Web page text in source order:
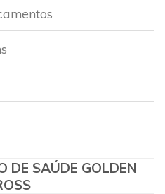
DE SAÚDE GOLDEN